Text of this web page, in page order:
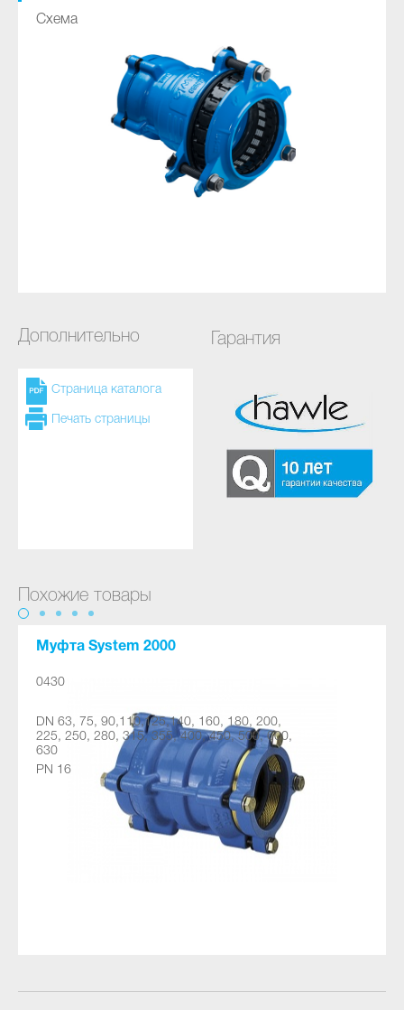
Схема
Дополнительно
Страница каталога
Печать страницы
Гарантия
Похожие товары
Муфта System 2000
0430
DN 63, 75, 90,110,125,140, 160, 180, 200,
225, 250, 280, 315, 355, 400, 450, 500, 600,
630
PN 16